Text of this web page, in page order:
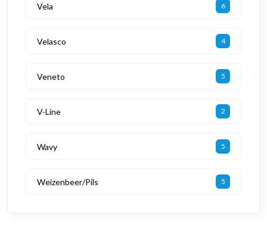
Vela 6
Velasco 4
Veneto 5
V-Line 2
Wavy 5
Weizenbeer/Pils 5